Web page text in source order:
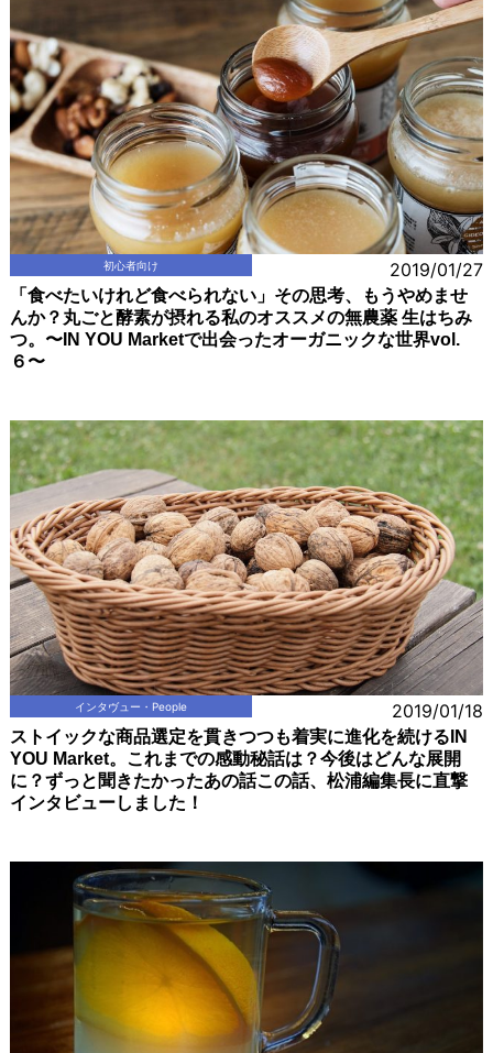
初心者向け 2019/01/27
「食べたいけれど食べられない」その思考、もうやめませ
んか？丸ごと酵素が摂れる私のオススメの無農薬 生はちみ
つ。〜IN YOU Marketで出会ったオーガニックな世界vol.
６〜
インタヴュー・People 2019/01/18
ストイックな商品選定を貫きつつも着実に進化を続けるIN
YOU Market。これまでの感動秘話は？今後はどんな展開
に？ずっと聞きたかったあの話この話、松浦編集長に直撃
インタビューしました！